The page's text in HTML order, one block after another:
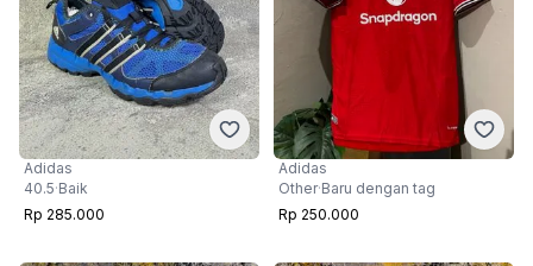
Adidas
40.5·Baik
Rp 285.000
Adidas
Other·Baru dengan tag
Rp 250.000